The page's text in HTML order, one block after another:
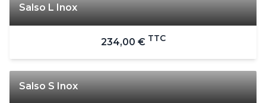
Salso L Inox
234,00 € TTC
Salso S Inox